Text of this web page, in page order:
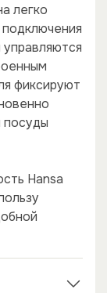
×
×
легко
фиксируют
посуды
Hansa